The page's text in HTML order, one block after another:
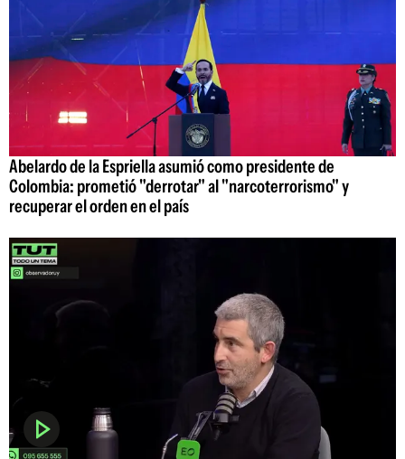
Abelardo de la Espriella asumió como presidente de
Colombia: prometió "derrotar" al "narcoterrorismo" y
recuperar el orden en el país